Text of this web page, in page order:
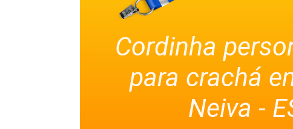
Cordinha
para crachá
Neiva -